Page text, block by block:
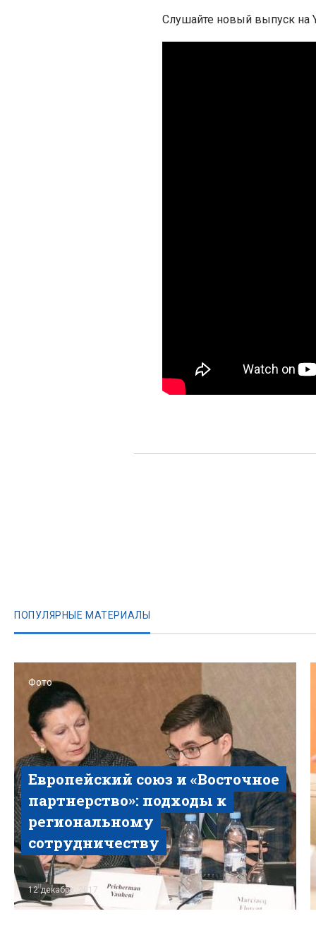
Слушайте новый выпуск на
ПОПУЛЯРНЫЕ МАТЕРИАЛЫ
Фото
Европейский союз и «Восточное
партнерство»: подходы к
региональному
сотрудничеству
12 декабря, 2017 Читать